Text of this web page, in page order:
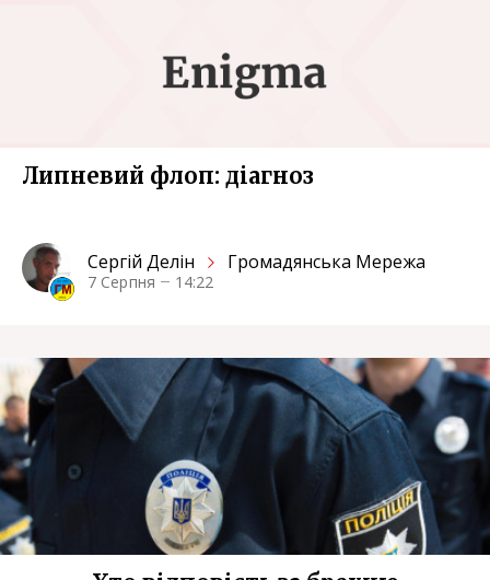
Липневий флоп: діагноз
Сергiй Делін Громадянська Мережа
7 Серпня 14:22